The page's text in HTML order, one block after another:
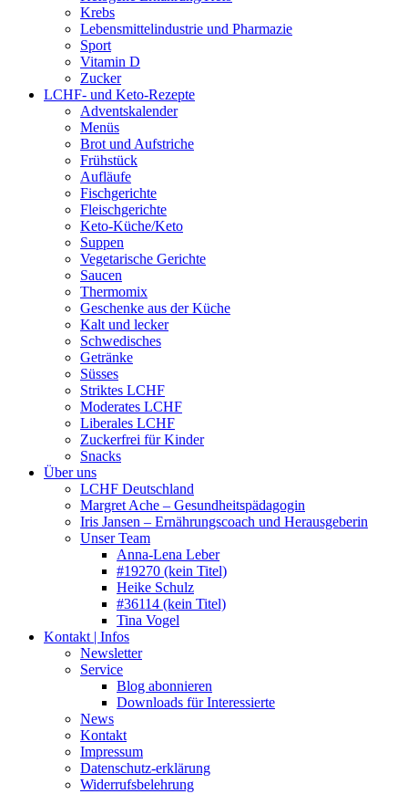
Krebs
Lebensmittelindustrie und Pharmazie
Sport
Vitamin D
Zucker
LCHF- und Keto-Rezepte
Adventskalender
Menüs
Brot und Aufstriche
Frühstück
Aufläufe
Fischgerichte
Fleischgerichte
Keto-Küche/Keto
Suppen
Vegetarische Gerichte
Saucen
Thermomix
Geschenke aus der Küche
Kalt und lecker
Schwedisches
Getränke
Süsses
Striktes LCHF
Moderates LCHF
Liberales LCHF
Zuckerfrei für Kinder
Snacks
Über uns
LCHF Deutschland
Margret Ache – Gesundheitspädagogin
Iris Jansen – Ernährungscoach und Herausgeberin
Unser Team
Anna-Lena Leber
#19270 (kein Titel)
Heike Schulz
#36114 (kein Titel)
Tina Vogel
Kontakt | Infos
Newsletter
Service
Blog abonnieren
Downloads für Interessierte
News
Kontakt
Impressum
Datenschutz-erklärung
Widerrufsbelehrung